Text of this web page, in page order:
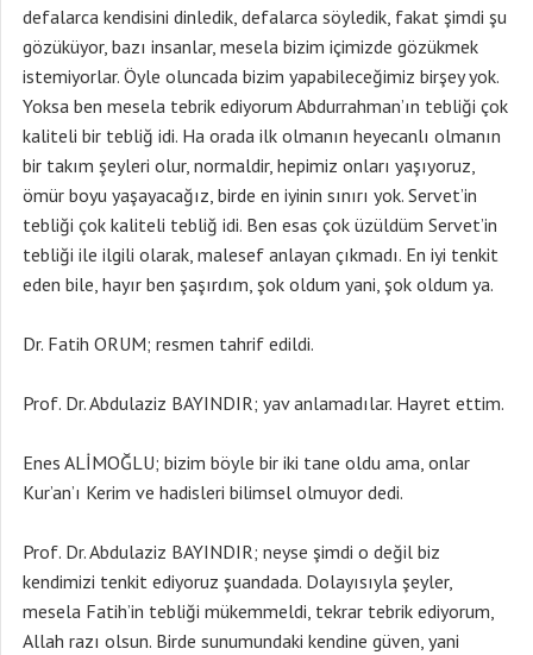
defalarca kendisini dinledik, defalarca söyledik, fakat şimdi şu
gözüküyor, bazı insanlar, mesela bizim içimizde gözükmek
istemiyorlar. Öyle oluncada bizim yapabileceğimiz birşey yok.
Yoksa ben mesela tebrik ediyorum Abdurrahman’ın tebliği çok
kaliteli bir tebliğ idi. Ha orada ilk olmanın heyecanlı olmanın
bir takım şeyleri olur, normaldir, hepimiz onları yaşıyoruz,
ömür boyu yaşayacağız, birde en iyinin sınırı yok. Servet’in
tebliği çok kaliteli tebliğ idi. Ben esas çok üzüldüm Servet’in
tebliği ile ilgili olarak, malesef anlayan çıkmadı. En iyi tenkit
eden bile, hayır ben şaşırdım, şok oldum yani, şok oldum ya.
Dr. Fatih ORUM; resmen tahrif edildi.
Prof. Dr. Abdulaziz BAYINDIR; yav anlamadılar. Hayret ettim.
Enes ALİMOĞLU; bizim böyle bir iki tane oldu ama, onlar
Kur’an’ı Kerim ve hadisleri bilimsel olmuyor dedi.
Prof. Dr. Abdulaziz BAYINDIR; neyse şimdi o değil biz
kendimizi tenkit ediyoruz şuandada. Dolayısıyla şeyler,
mesela Fatih’in tebliği mükemmeldi, tekrar tebrik ediyorum,
Allah razı olsun. Birde sunumundaki kendine güven, yani